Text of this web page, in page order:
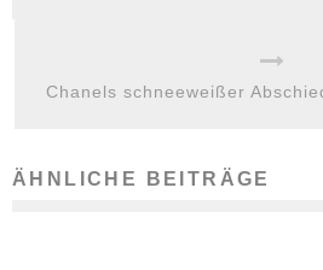
Chanels schneeweißer
ÄHNLICHE BEITRÄGE